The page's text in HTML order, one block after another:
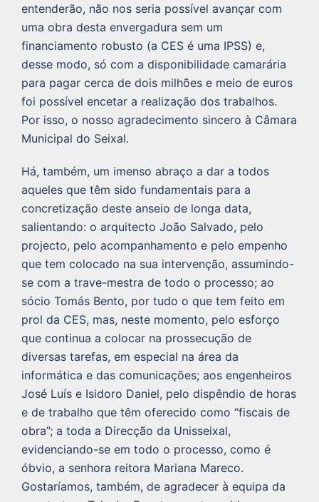
entenderão, não nos seria possível avançar com
uma obra desta envergadura sem um
financiamento robusto (a CES é uma IPSS) e,
desse modo, só com a disponibilidade camarária
para pagar cerca de dois milhões e meio de euros
foi possível encetar a realização dos trabalhos.
Por isso, o nosso agradecimento sincero à Câmara
Municipal do Seixal.
Há, também, um imenso abraço a dar a todos
aqueles que têm sido fundamentais para a
concretização deste anseio de longa data,
salientando: o arquitecto João Salvado, pelo
projecto, pelo acompanhamento e pelo empenho
que tem colocado na sua intervenção, assumindo-
se com a trave-mestra de todo o processo; ao
sócio Tomás Bento, por tudo o que tem feito em
prol da CES, mas, neste momento, pelo esforço
que continua a colocar na prossecução de
diversas tarefas, em especial na área da
informática e das comunicações; aos engenheiros
José Luís e Isidoro Daniel, pelo dispêndio de horas
e de trabalho que têm oferecido como “fiscais de
obra”; a toda a Direcção da Unisseixal,
evidenciando-se em todo o processo, como é
óbvio, a senhora reitora Mariana Mareco.
Gostaríamos, também, de agradecer à equipa da